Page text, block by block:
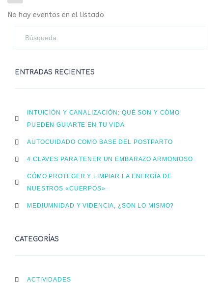
No hay eventos en el listado
ENTRADAS RECIENTES
INTUICIÓN Y CANALIZACIÓN: QUÉ SON Y CÓMO
PUEDEN GUIARTE EN TU VIDA
AUTOCUIDADO COMO BASE DEL POSTPARTO
4 CLAVES PARA TENER UN EMBARAZO ARMONIOSO
CÓMO PROTEGER Y LIMPIAR LA ENERGÍA DE
NUESTROS «CUERPOS»
MEDIUMNIDAD Y VIDENCIA, ¿SON LO MISMO?
CATEGORÍAS
ACTIVIDADES